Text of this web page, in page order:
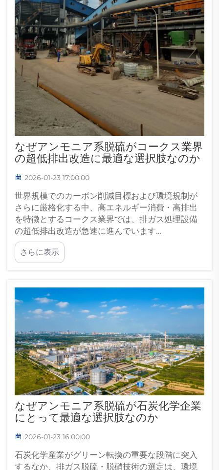
なぜアンモニア系脱硫がコークス業界
の超低排出改造に最適な選択肢なのか
2026-01-23 17:00:00
世界規模でのカーボン削減目標および環境規制が
さらに厳格化する中、高エネルギー消費・高排出
を特徴とするコークス業界では、排ガス処理設備
の超低排出改造が急速に進んでいます…
さらに表示
なぜアンモニア系脱硫が石炭化学企業
にとって最適な選択肢なのか
2026-01-23 16:00:00
石炭化学産業がグリーン転換の重要な段階に突入
するなか、排ガス脱硫・脱硝技術の選定は、環境